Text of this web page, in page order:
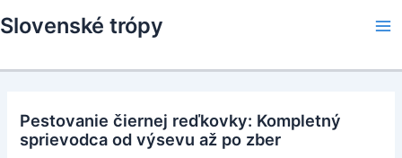
to
Slovenské trópy
Pestovanie čiernej reďkovky: Kompletný
sprievodca od výsevu až po zber